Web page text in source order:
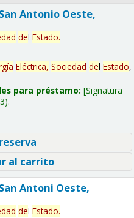
Antonio Oeste,
del Estado.
Eléctrica, Sociedad del Estado,
para préstamo: Signatura
al carrito
Antoni Oeste,
del Estado.